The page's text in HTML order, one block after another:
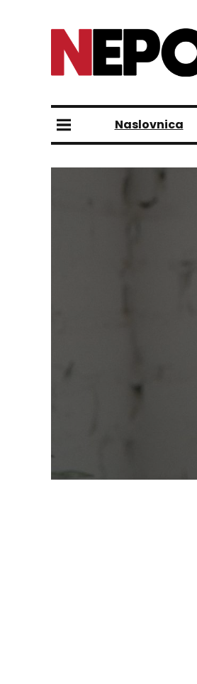
Naslovnica